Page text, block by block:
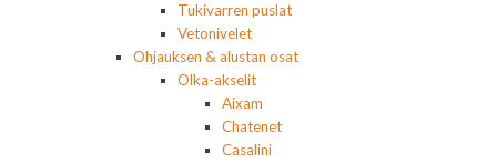
Tukivarren puslat
Vetonivelet
Ohjauksen & alustan osat
Olka-akselit
Aixam
Chatenet
Casalini